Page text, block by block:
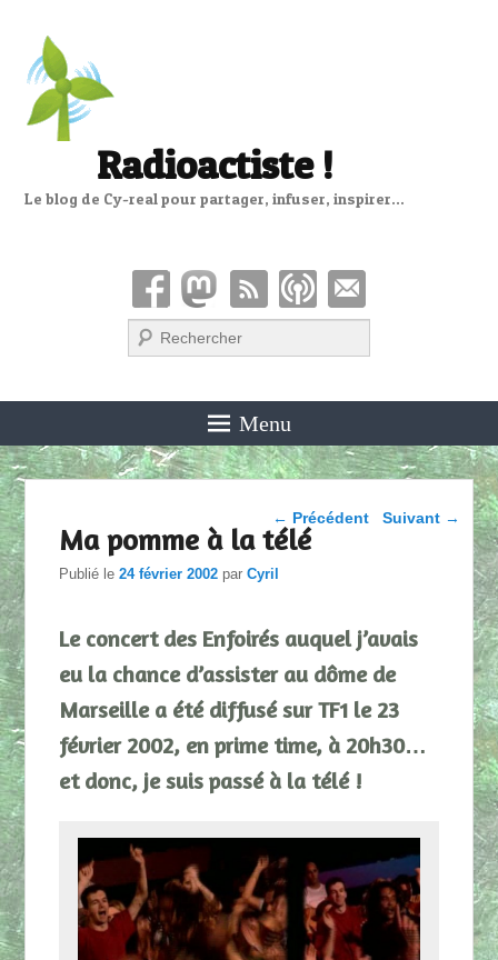
Radioactiste !
Le blog de Cy-real pour partager, infuser, inspirer…
Recherche
Menu
Parcourir les articles
← Précédent Suivant →
Ma pomme à la télé
Publié le24 février 2002 parCyril
Le concert des Enfoirés auquel j’avais
eu la chance d’assister au dôme de
Marseille a été diffusé sur TF1 le 23
février 2002, en prime time, à 20h30…
et donc, je suis passé à la télé !